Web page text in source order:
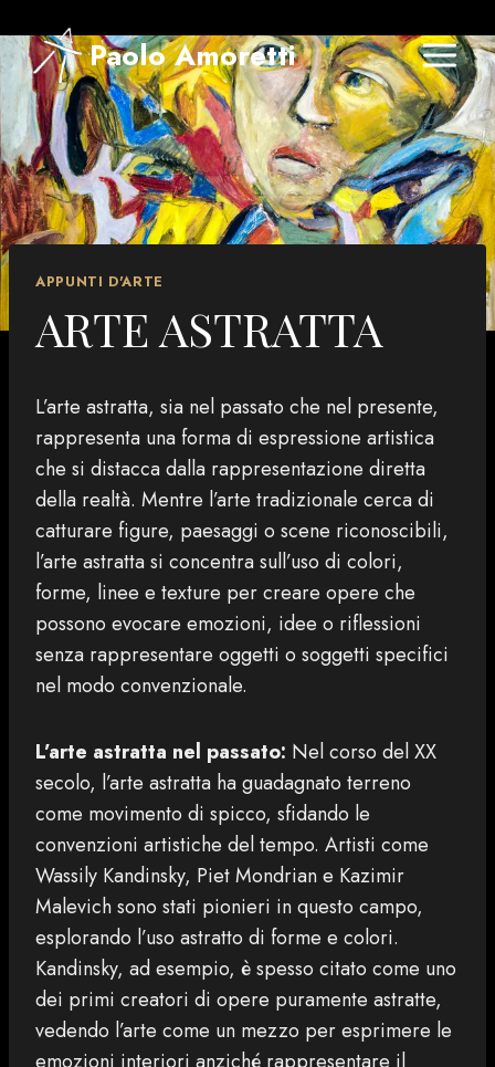
al
contenuto
Paolo Amoretti
APPUNTI D'ARTE
ARTE ASTRATTA
L’arte astratta, sia nel passato che nel presente,
rappresenta una forma di espressione artistica
che si distacca dalla rappresentazione diretta
della realtà. Mentre l’arte tradizionale cerca di
catturare figure, paesaggi o scene riconoscibili,
l’arte astratta si concentra sull’uso di colori,
forme, linee e texture per creare opere che
possono evocare emozioni, idee o riflessioni
senza rappresentare oggetti o soggetti specifici
nel modo convenzionale.
L’arte astratta nel passato: Nel corso del XX
secolo, l’arte astratta ha guadagnato terreno
come movimento di spicco, sfidando le
convenzioni artistiche del tempo. Artisti come
Wassily Kandinsky, Piet Mondrian e Kazimir
Malevich sono stati pionieri in questo campo,
esplorando l’uso astratto di forme e colori.
Kandinsky, ad esempio, è spesso citato come uno
dei primi creatori di opere puramente astratte,
vedendo l’arte come un mezzo per esprimere le
emozioni interiori anziché rappresentare il